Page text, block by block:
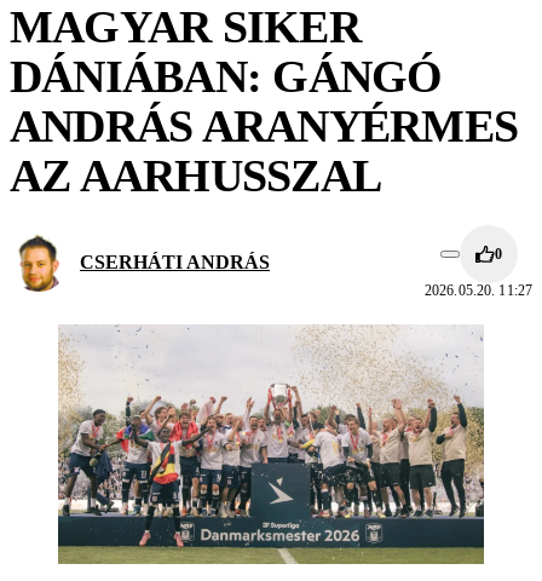
MAGYAR SIKER
DÁNIÁBAN: GÁNGÓ
ANDRÁS ARANYÉRMES
AZ AARHUSSZAL
CSERHÁTI ANDRÁS 0
2026.05.20. 11:27